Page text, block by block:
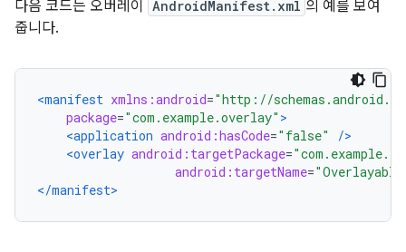
다음 코드는 오버레이
AndroidManifest.xml 의 예를 보여
줍니다.
<manifest xmlns:android="http://
package="com.example.overlay" >
<application android:hasCode="false"
/>
<overlay android:targetPackage=
android:targetName=
</manifest>